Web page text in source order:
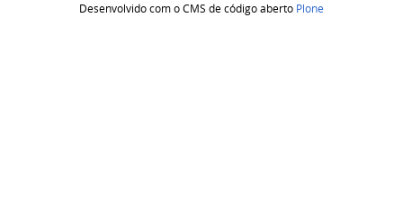
Desenvolvido com o CMS de código aberto Plone